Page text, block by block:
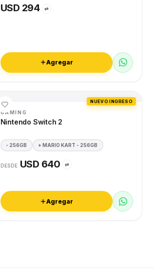
USD 294 ⇄
Agregar
NUEVO INGRESO
GAMING
Nintendo Switch 2
- 256GB + MARIO KART - 256GB
DESDE USD 640 ⇄
Agregar